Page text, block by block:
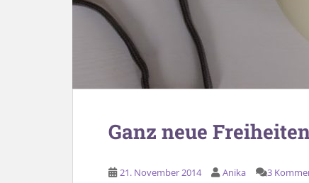
Ganz neue
21. November 2014 Anika 3